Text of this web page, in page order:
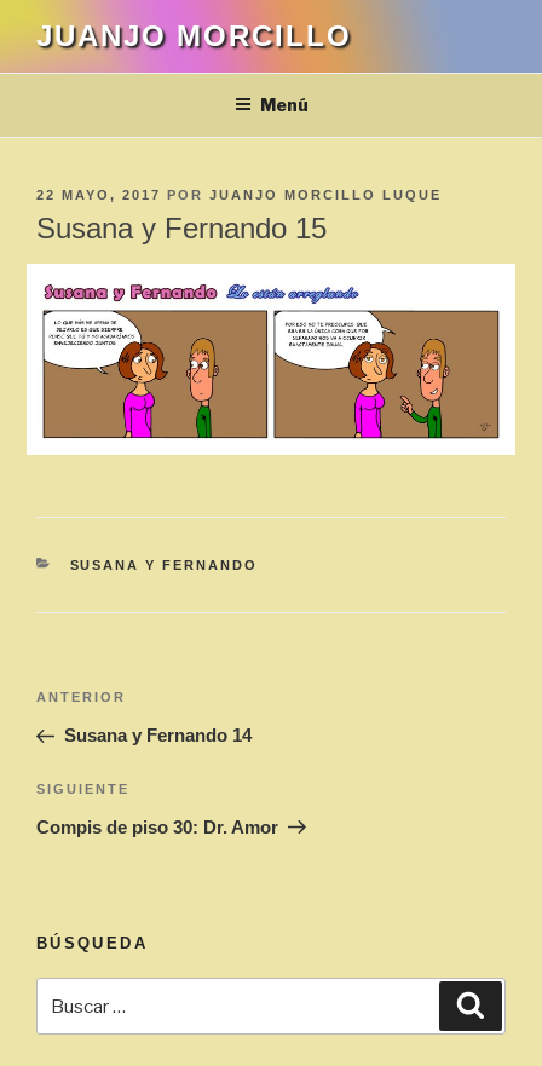
contenido
JUANJO MORCILLO
Menú
PUBLICADO
EL
22 MAYO, 2017 POR JUANJO MORCILLO LUQUE
Susana y Fernando 15
CATEGORÍAS
SUSANA Y FERNANDO
entradas
Entrada
anterior:
ANTERIOR
Susana y Fernando 14
Siguiente
entrada
SIGUIENTE
Compis de piso 30: Dr. Amor
BÚSQUEDA
por: